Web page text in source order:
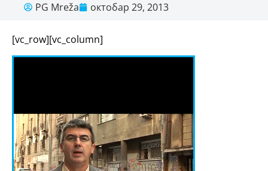
PG Mreža октобар 29, 2013
[vc_row][vc_column]